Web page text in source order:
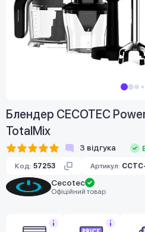
Блендер CECOTEC
TotalMix
3 відгука
Код: 57253 Артикул:
Cecotec
Офіційний товар